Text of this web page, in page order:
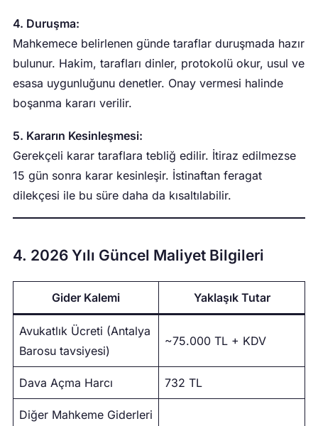
4. Duruşma:
Mahkemece belirlenen günde taraflar duruşmada hazır
bulunur. Hakim, tarafları dinler, protokolü okur, usul ve
esasa uygunluğunu denetler. Onay vermesi halinde
boşanma kararı verilir.
5. Kararın Kesinleşmesi:
Gerekçeli karar taraflara tebliğ edilir. İtiraz edilmezse
15 gün sonra karar kesinleşir. İstinaftan feragat
dilekçesi ile bu süre daha da kısaltılabilir.
4. 2026 Yılı Güncel Maliyet Bilgileri
Gider Kalemi Yaklaşık Tutar
Avukatlık Ücreti (Antalya
Barosu tavsiyesi)
~75.000 TL + KDV
Dava Açma Harcı 732 TL
Diğer Mahkeme Giderleri